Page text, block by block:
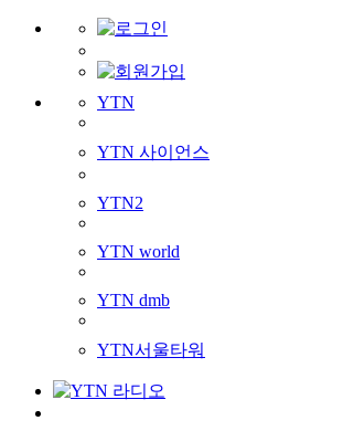
YTN
YTN 사이언스
YTN2
YTN world
YTN dmb
YTN서울타워